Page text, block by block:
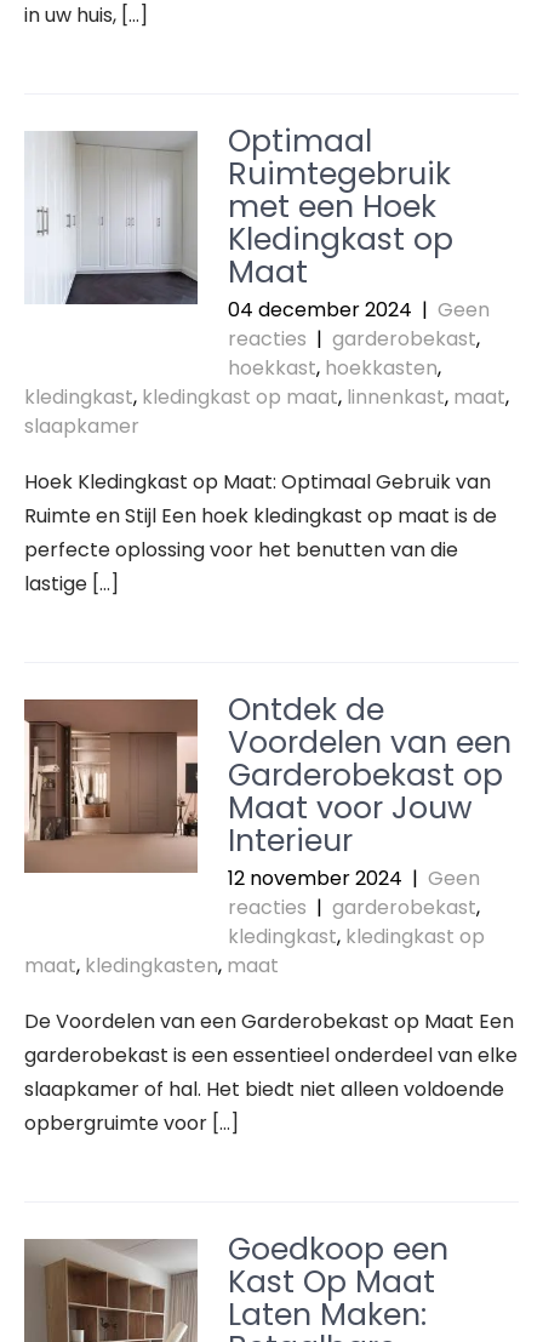
in uw huis, […]
Optimaal
Ruimtegebruik
met een Hoek
Kledingkast op
Maat
04 december 2024 | Geen
reacties | garderobekast,
hoekkast, hoekkasten,
kledingkast, kledingkast op maat, linnenkast, maat,
slaapkamer
Hoek Kledingkast op Maat: Optimaal Gebruik van
Ruimte en Stijl Een hoek kledingkast op maat is de
perfecte oplossing voor het benutten van die
lastige […]
Ontdek de
Voordelen van een
Garderobekast op
Maat voor Jouw
Interieur
12 november 2024 | Geen
reacties | garderobekast,
kledingkast, kledingkast op
maat, kledingkasten, maat
De Voordelen van een Garderobekast op Maat Een
garderobekast is een essentieel onderdeel van elke
slaapkamer of hal. Het biedt niet alleen voldoende
opbergruimte voor […]
Goedkoop een
Kast Op Maat
Laten Maken: